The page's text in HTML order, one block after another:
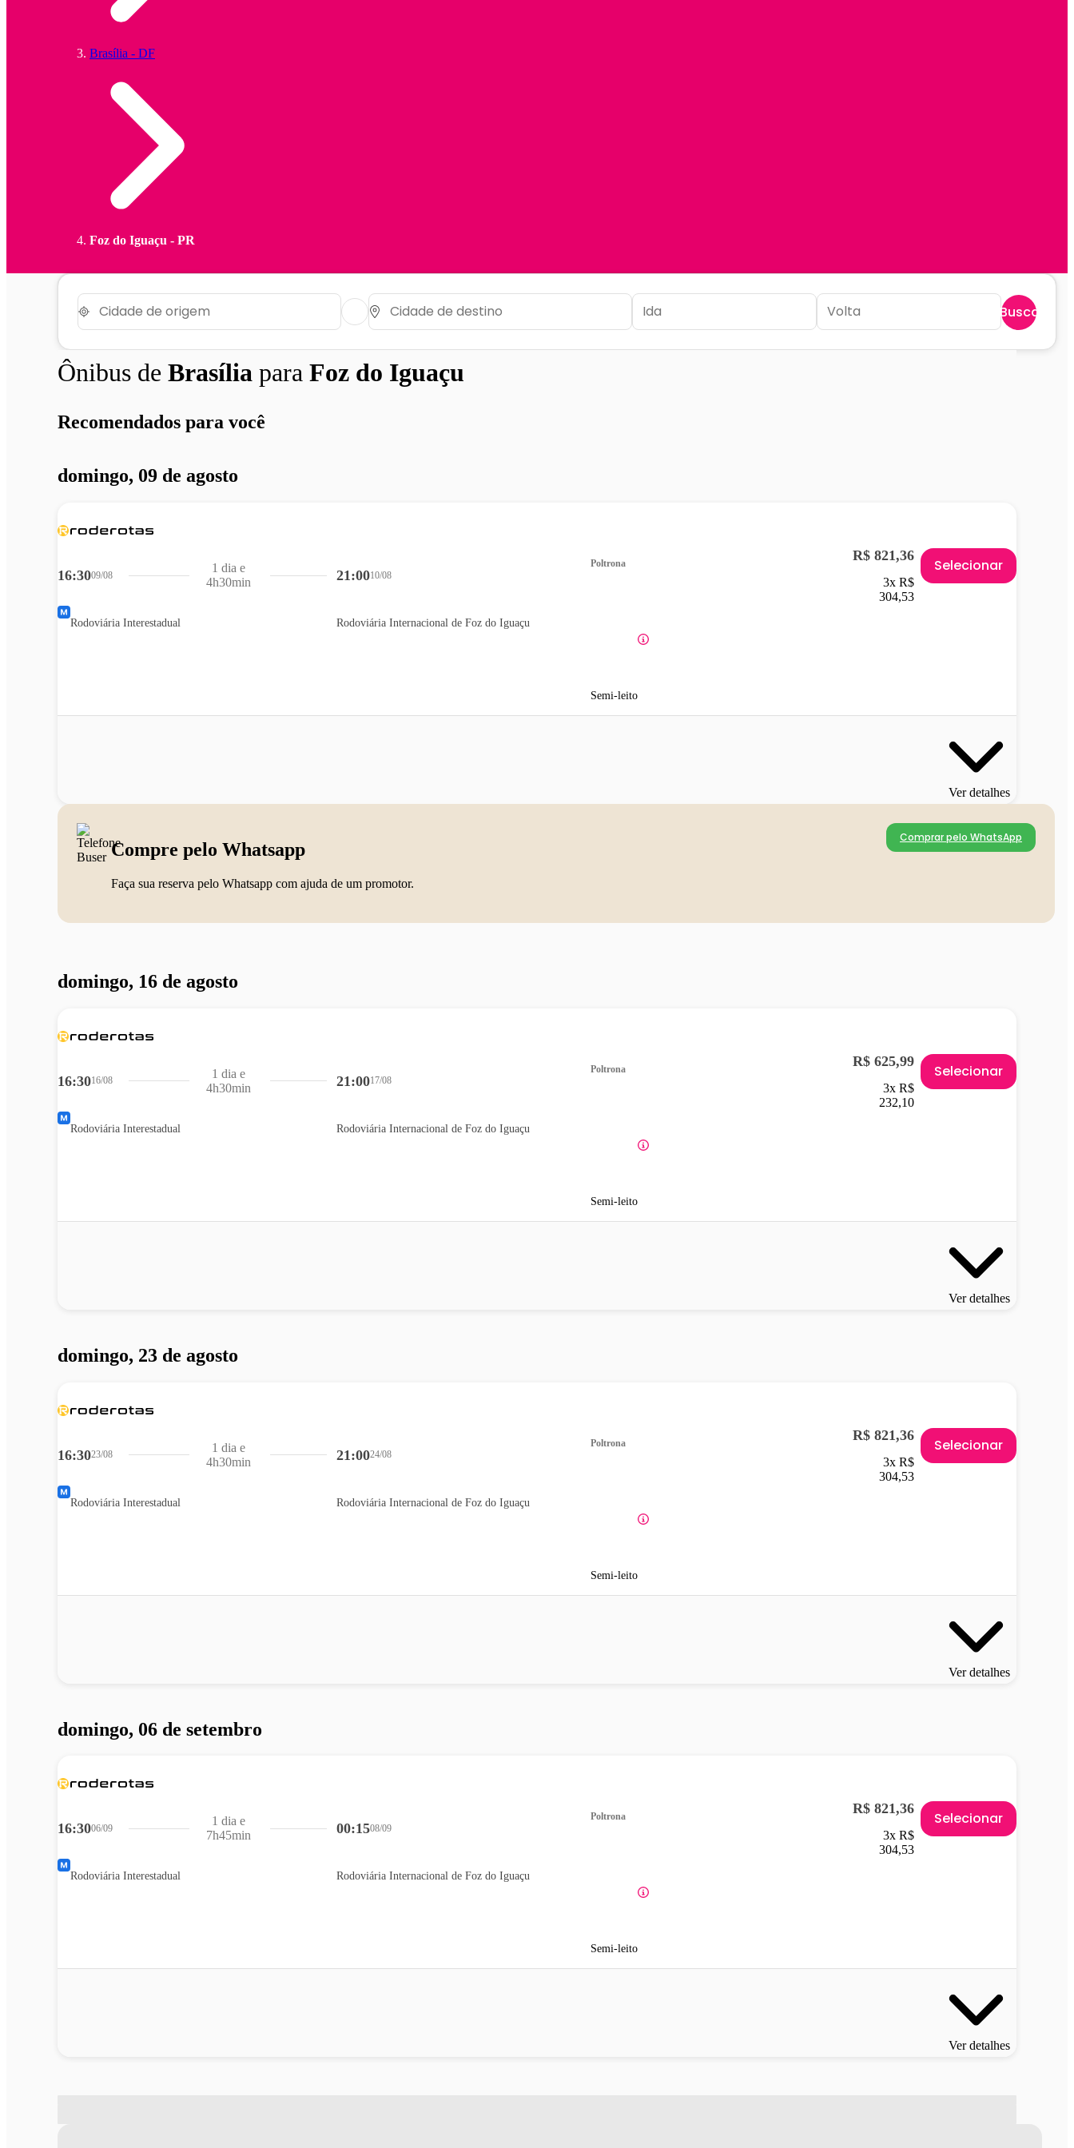
Brasília - DF
Foz do Iguaçu - PR
Buscar
Ônibus de Brasília para Foz do Iguaçu
Recomendados para você
domingo, 09 de agosto
16:3009/08
Rodoviária Interestadual
21:0010/08
Rodoviária Internacional de Foz do Iguaçu
1 dia e
4h30min
Poltrona
Semi-leito
R$ 821,36
3x R$
304,53
Selecionar
Ver detalhes
Compre pelo Whatsapp
Faça sua reserva pelo Whatsapp com ajuda de um promotor.
Comprar pelo WhatsApp
domingo, 16 de agosto
16:3016/08
Rodoviária Interestadual
21:0017/08
Rodoviária Internacional de Foz do Iguaçu
1 dia e
4h30min
Poltrona
Semi-leito
R$ 625,99
3x R$
232,10
Selecionar
Ver detalhes
domingo, 23 de agosto
16:3023/08
Rodoviária Interestadual
21:0024/08
Rodoviária Internacional de Foz do Iguaçu
1 dia e
4h30min
Poltrona
Semi-leito
R$ 821,36
3x R$
304,53
Selecionar
Ver detalhes
domingo, 06 de setembro
16:3006/09
Rodoviária Interestadual
00:1508/09
Rodoviária Internacional de Foz do Iguaçu
1 dia e
7h45min
Poltrona
Semi-leito
R$ 821,36
3x R$
304,53
Selecionar
Ver detalhes